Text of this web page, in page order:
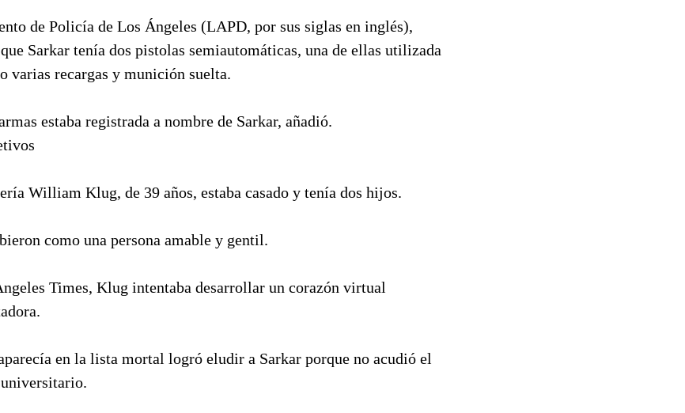
de Policía de Los Ángeles (LAPD, por sus siglas en inglés),
Sarkar tenía dos pistolas semiautomáticas, una de ellas utilizada
varias recargas y munición suelta.
estaba registrada a nombre de Sarkar, añadió.
William Klug, de 39 años, estaba casado y tenía dos hijos.
como una persona amable y gentil.
Times, Klug intentaba desarrollar un corazón virtual
en la lista mortal logró eludir a Sarkar porque no acudió el